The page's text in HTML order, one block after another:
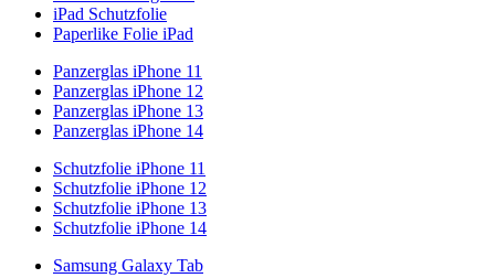
iPad Schutzfolie
Paperlike Folie iPad
Panzerglas iPhone 11
Panzerglas iPhone 12
Panzerglas iPhone 13
Panzerglas iPhone 14
Schutzfolie iPhone 11
Schutzfolie iPhone 12
Schutzfolie iPhone 13
Schutzfolie iPhone 14
Samsung Galaxy Tab